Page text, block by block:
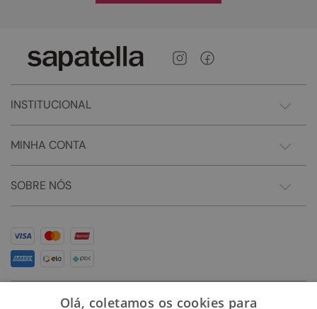
INSTITUCIONAL
MINHA CONTA
SOBRE NÓS
Olá, coletamos os cookies para